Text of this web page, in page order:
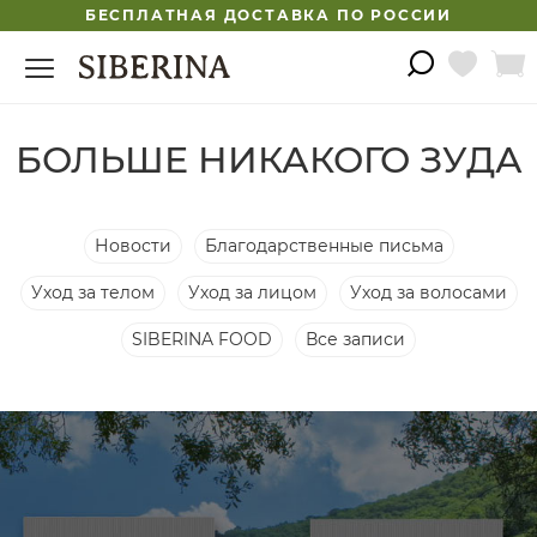
БЕСПЛАТНАЯ ДОСТАВКА ПО РОССИИ
БОЛЬШЕ НИКАКОГО ЗУДА
Новости Благодарственные письма
Уход за телом Уход за лицом Уход за волосами
SIBERINA FOOD Все записи